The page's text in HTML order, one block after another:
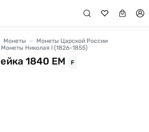
Монеты
Монеты Царской России
Монеты Николая I (1826-1855)
1840 ЕМ F